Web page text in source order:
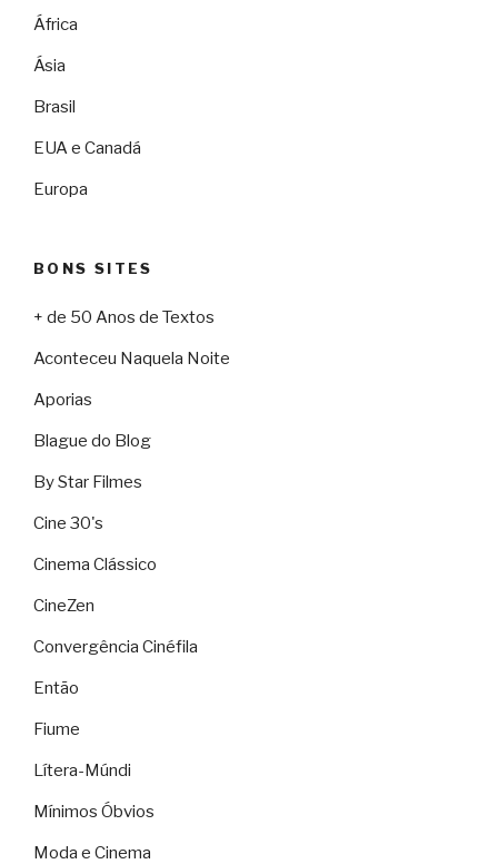
África
Ásia
Brasil
EUA e Canadá
Europa
BONS SITES
+ de 50 Anos de Textos
Aconteceu Naquela Noite
Aporias
Blague do Blog
By Star Filmes
Cine 30's
Cinema Clássico
CineZen
Convergência Cinéfila
Então
Fiume
Lítera-Múndi
Mínimos Óbvios
Moda e Cinema